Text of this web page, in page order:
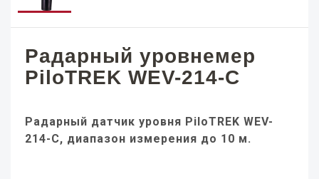
Радарный уровнемер
PiloTREK WEV-214-C
Радарный датчик уровня PiloTREK WEV-
214-C, диапазон измерения до 10 м.